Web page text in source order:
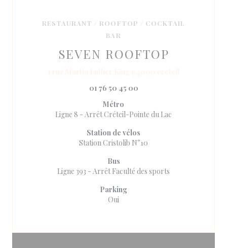
RESTAURANT / ROOFTOP / COCKTAIL
BAR
SEVEN ROOFTOP
01 76 50 45 00
Métro
Ligne 8 - Arrêt Créteil-Pointe du Lac
Station de vélos
Station Cristolib N°10
Bus
Ligne 393 - Arrêt Faculté des sports
Parking
Oui